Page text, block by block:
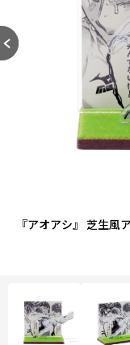
『アオアシ』 芝生